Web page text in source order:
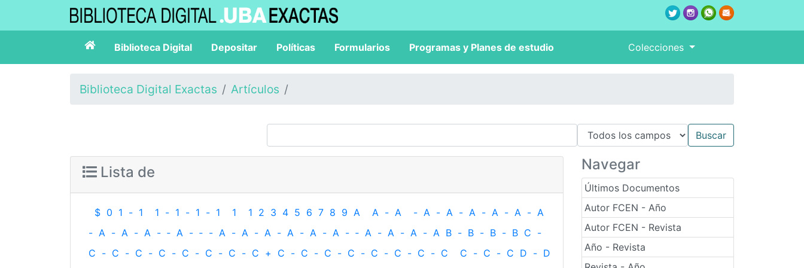
Biblioteca Digital Depositar Políticas Formularios Programas y Planes de estudio Colecciones
Biblioteca Digital Exactas Artículos
Navegar
Últimos Documentos
Autor FCEN - Año
Autor FCEN - Revista
Año - Revista
Lista de
$ 0 1 - 1 1 - 1 - 1 - 1 1 1 2 3 4 5 6 7 8 9 A A - A - A - A - A - A - A - A
- A - A - A - ‐ A - ‐ - A - A - A - A - A - A - ‐ A - A - A - A B - B - B - B C -
C - C - C - C - C - C - C - C + C - C - C - C - C - C - C - C C - C - C D - D